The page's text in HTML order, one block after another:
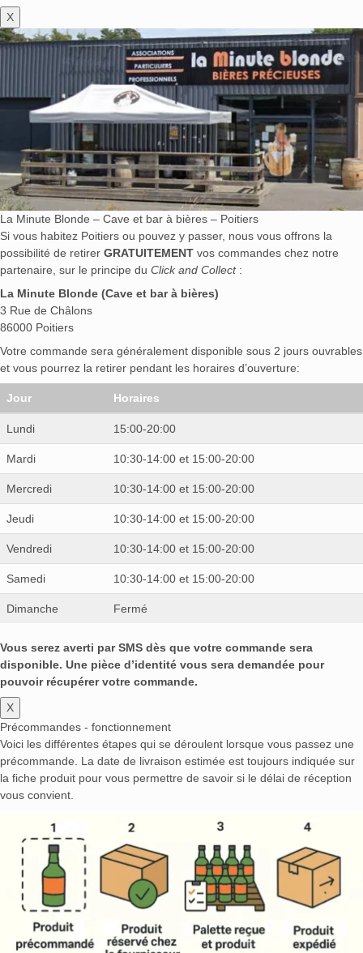
X
La Minute Blonde – Cave et bar à bières – Poitiers
Si vous habitez Poitiers ou pouvez y passer, nous vous offrons la
possibilité de retirer GRATUITEMENT vos commandes chez notre
partenaire, sur le principe du Click and Collect:
La Minute Blonde (Cave et bar à bières)
3 Rue de Châlons
86000 Poitiers
Votre commande sera généralement disponible sous 2 jours ouvrables
et vous pourrez la retirer pendant les horaires d’ouverture:
Jour Horaires
Lundi 15:00-20:00
Mardi 10:30-14:00 et 15:00-20:00
Mercredi 10:30-14:00 et 15:00-20:00
Jeudi 10:30-14:00 et 15:00-20:00
Vendredi 10:30-14:00 et 15:00-20:00
Samedi 10:30-14:00 et 15:00-20:00
Dimanche Fermé
Vous serez averti par SMS dès que votre commande sera
disponible. Une pièce d’identité vous sera demandée pour
pouvoir récupérer votre commande.
X
Précommandes - fonctionnement
Voici les différentes étapes qui se déroulent lorsque vous passez une
précommande. La date de livraison estimée est toujours indiquée sur
la fiche produit pour vous permettre de savoir si le délai de réception
vous convient.